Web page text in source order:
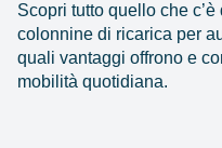
Scopri tutto quello che
colonnine di ricarica per
quali vantaggi offrono e
mobilità quotidiana.